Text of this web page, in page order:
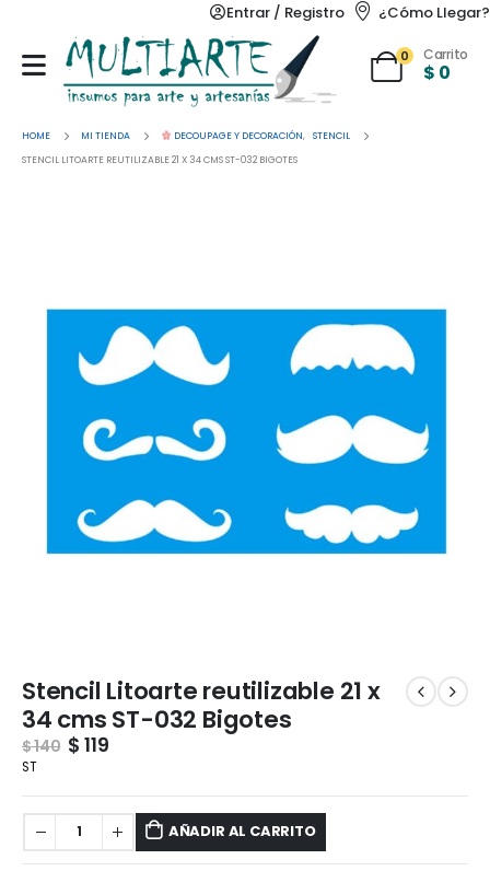
Entrar / Registro ¿Cómo Llegar?
0 Carrito
$ 0
HOME MI TIENDA DECOUPAGE Y DECORACIÓN, STENCIL
STENCIL LITOARTE REUTILIZABLE 21 X 34 CMS ST-032 BIGOTES
Stencil Litoarte reutilizable 21 x
34 cms ST-032 Bigotes
$140 $ 119
ST
AÑADIR AL CARRITO